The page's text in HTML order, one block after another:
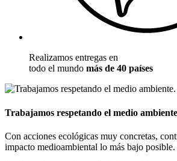
Realizamos entregas en
todo el mundo más de 40 países
Trabajamos respetando el medio
Con acciones ecológicas muy concretas,
impacto medioambiental lo más bajo posible.